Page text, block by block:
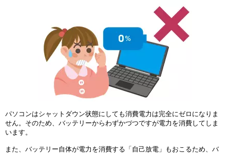
パソコンはシャットダウン状態にしても消費電力は完全にゼロになりま
せん。そのため、バッテリーからわずかづつですが電力を消費してしま
います。
また、バッテリー自体が電力を消費する「自己放電」もおこるため、バ